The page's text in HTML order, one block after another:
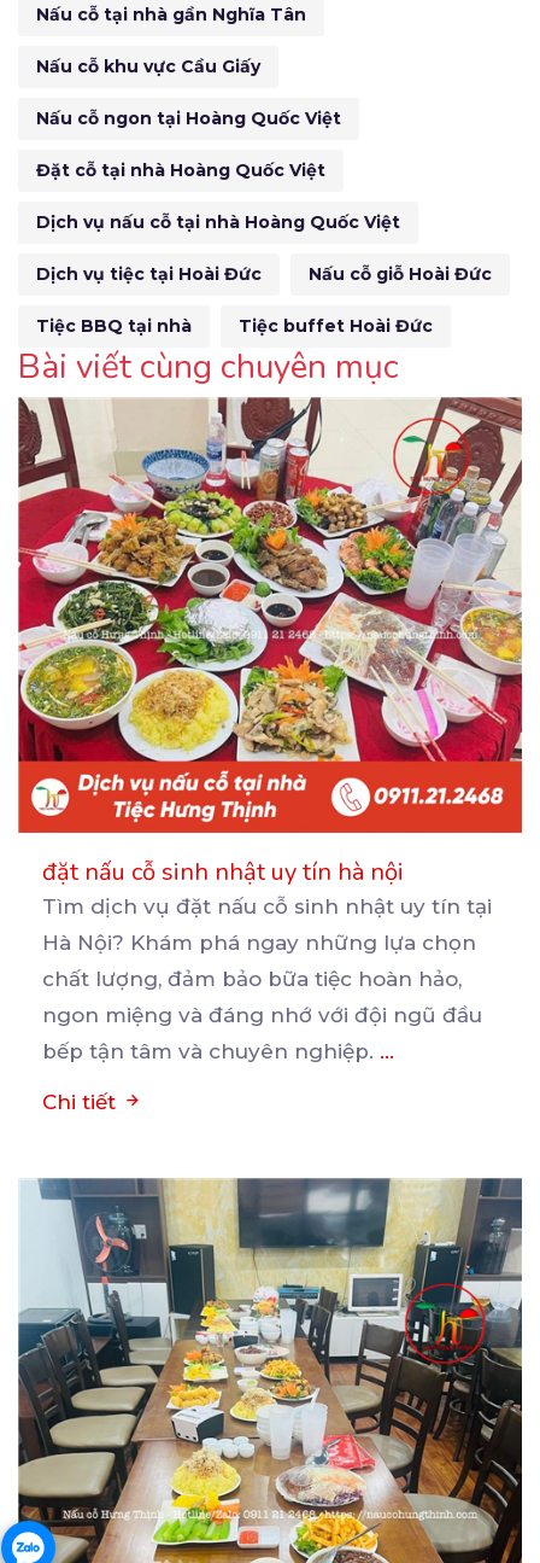
Nấu cỗ tại nhà gần Nghĩa Tân
Nấu cỗ khu vực Cầu Giấy
Nấu cỗ ngon tại Hoàng Quốc Việt
Đặt cỗ tại nhà Hoàng Quốc Việt
Dịch vụ nấu cỗ tại nhà Hoàng Quốc Việt
Dịch vụ tiệc tại Hoài Đức Nấu cỗ giỗ Hoài Đức
Tiệc BBQ tại nhà Tiệc buffet Hoài Đức
Bài viết cùng chuyên mục
đặt nấu cỗ sinh nhật uy tín hà nội
Tìm dịch vụ đặt nấu cỗ sinh nhật uy tín tại
Hà Nội? Khám phá ngay những lựa chọn
chất lượng, đảm bảo bữa tiệc hoàn hảo,
ngon miệng và đáng nhớ với đội ngũ đầu
bếp tận tâm và chuyên nghiệp. ...
Chi tiết